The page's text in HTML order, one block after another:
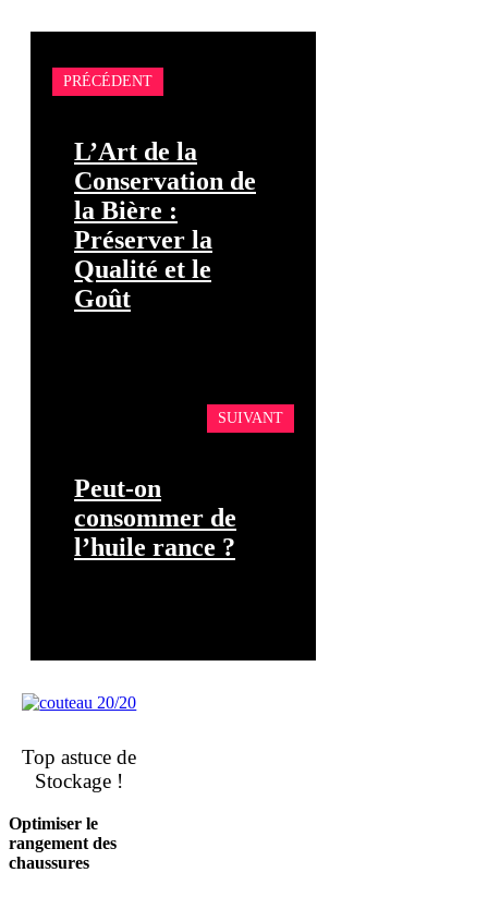
PRÉCÉDENT
L’Art de la
Conservation de
la Bière :
Préserver la
Qualité et le
Goût
SUIVANT
Peut-on
consommer de
l’huile rance ?
Top astuce de
Stockage !
Optimiser le
rangement des
chaussures